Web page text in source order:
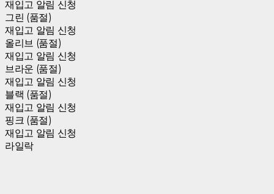
재입고 알림 신청
그린 (품절)
재입고 알림 신청
올리브 (품절)
재입고 알림 신청
브라운 (품절)
재입고 알림 신청
블랙 (품절)
재입고 알림 신청
핑크 (품절)
재입고 알림 신청
라일락